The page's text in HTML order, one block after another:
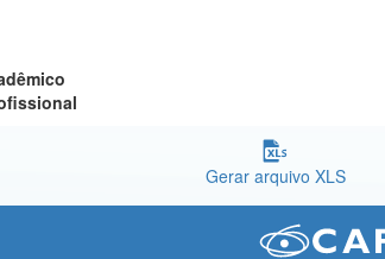
Gerar arquivo XLS